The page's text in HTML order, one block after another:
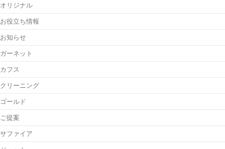
オリジナル
お役立ち情報
お知らせ
ガーネット
カフス
クリーニング
ゴールド
ご提案
サファイア